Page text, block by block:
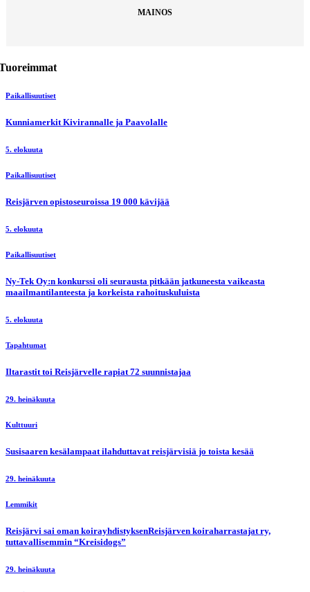
MAINOS
Paikallisuutiset
Kunniamerkit Kivirannalle ja Paavolalle
5. elokuuta
Paikallisuutiset
Reisjärven opistoseuroissa 19 000 kävijää
5. elokuuta
Paikallisuutiset
Ny-Tek Oy:n konkurssi oli seurausta pitkään jatkuneesta vaikeasta
maailmantilanteesta ja korkeista rahoituskuluista
5. elokuuta
Tapahtumat
Iltarastit toi Reisjärvelle rapiat 72 suunnistajaa
29. heinäkuuta
Kulttuuri
Susisaaren kesälampaat ilahduttavat reisjärvisiä jo toista kesää
29. heinäkuuta
Lemmikit
Reisjärvi sai oman koirayhdistyksenReisjärven koiraharrastajat ry,
tuttavallisemmin “Kreisidogs”
29. heinäkuuta